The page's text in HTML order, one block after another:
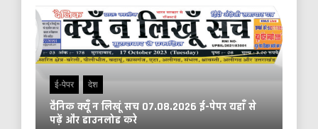
ई-पेपर देश
दैनिक क्यूँ न लिखूं सच 07.08.2026 ई-पेपर यहाँ से
पढ़ें और डाउनलोड करे